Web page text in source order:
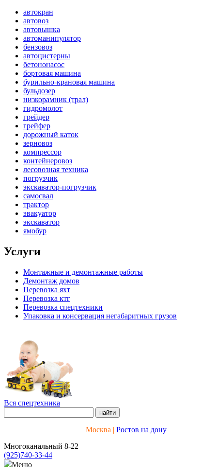
автокран
автовоз
автовышка
автоманипулятор
бензовоз
автоцистерны
бетононасос
бортовая машина
бурильно-крановая машина
бульдозер
низкорамник (трал)
гидромолот
грейдер
грейфер
дорожный каток
зерновоз
компрессор
контейнеровоз
лесовозная техника
погрузчик
экскаватор-погрузчик
самосвал
трактор
эвакуатор
экскаватор
ямобур
Услуги
Монтажные и демонтажные работы
Демонтаж домов
Перевозка яхт
Перевозка ктг
Перевозка спецтехники
Упаковка и консервация негабаритных грузов
Вся спецтехника
Москва | Ростов на дону
Многоканальный 8-22
(925)740-33-44
Меню